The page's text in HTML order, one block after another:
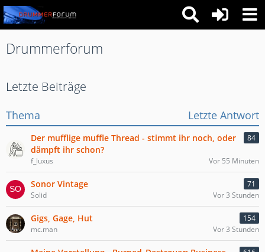
Drummerforum
Letzte Beiträge
Thema Letzte Antwort
Der mufflige muffle Thread - stimmt ihr noch, oder
dämpft ihr schon?
84
f_luxus Vor 55 Minuten
Sonor Vintage
71
Solid
Vor 3 Stunden
Gigs, Gage, Hut
154
mc.man
Vor 3 Stunden